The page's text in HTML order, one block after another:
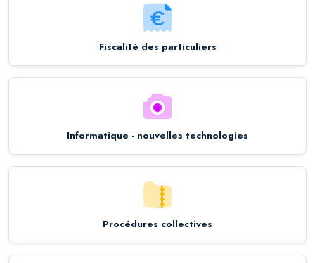
Fiscalité des particuliers
Informatique - nouvelles technologies
Procédures collectives